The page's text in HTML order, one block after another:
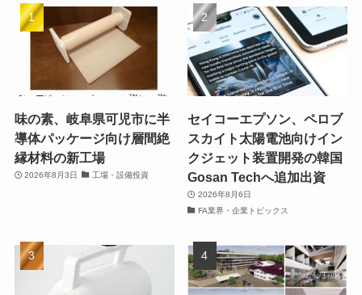
味の素、岐阜県可児市に半
導体パッケージ向け層間絶
縁材料の新工場
2026年8月3日 工場・設備投資
セイコーエプソン、ペロブ
スカイト太陽電池向けイン
クジェット装置開発の韓国
Gosan Techへ追加出資
2026年8月6日
FA業界・企業トピックス